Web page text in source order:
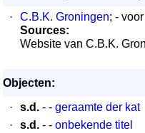
·
C.B.K. Groningen; -
Sources:
Website van C.B.K.
Objecten:
·
s.d. - - geraamte der kat
·
s.d. - - onbekende titel